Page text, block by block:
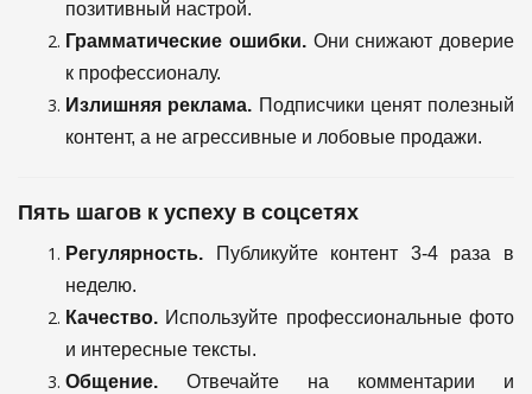
позитивный настрой.
Грамматические ошибки.Они снижают доверие
к профессионалу.
Излишняя реклама. Подписчики ценят полезный
контент, а не агрессивные и лобовые продажи.
Пять шагов к успеху в соцсетях
Регулярность. Публикуйте контент 3-4 раза в
неделю.
Качество. Используйте профессиональные фото
и интересные тексты.
Общение. Отвечайте на комментарии и